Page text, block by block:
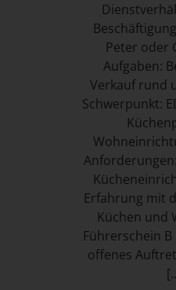
Peter oder
Aufgaben:
Verkauf rund
Schwerpunkt:
Erfahrung mit
Küchen und
Führerschein
offenes